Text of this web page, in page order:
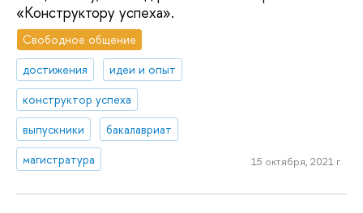
«Конструктору успеха».
Свободное общение
достижения
идеи и опыт
конструктор успеха
выпускники
бакалавриат
магистратура
15 октября, 2021 г.